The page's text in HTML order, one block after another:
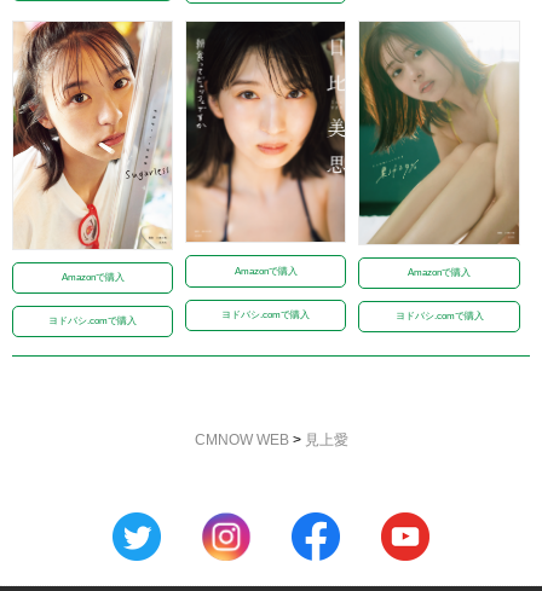
Amazonで購入
ヨドバシ.comで購入
Amazonで購入
ヨドバシ.comで購入
Amazonで購入
ヨドバシ.comで購入
CMNOW WEB> 見上愛